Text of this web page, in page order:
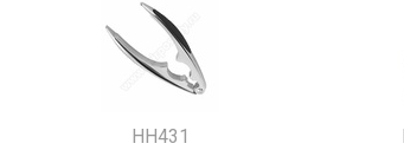
HH431